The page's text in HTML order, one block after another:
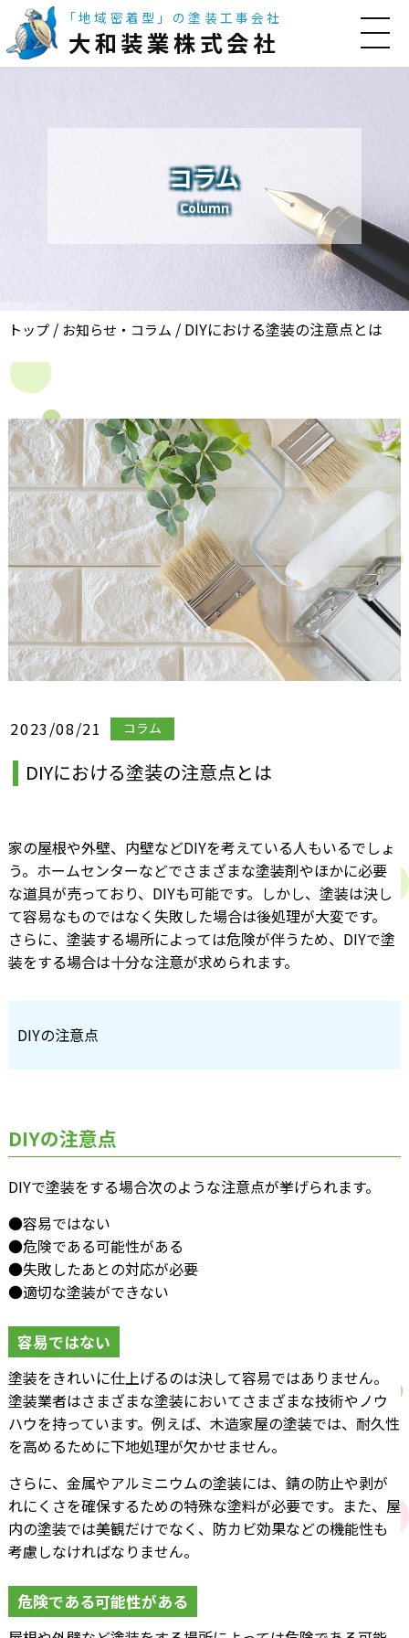
「地域密着型」の塗装工事会社
大和装業株式会社
コラム
Column
トップ/ お知らせ・コラム / DIYにおける塗装の注意点とは
2023/08/21 コラム
DIYにおける塗装の注意点とは
家の屋根や外壁、内壁などDIYを考えている人もいるでしょ
う。ホームセンターなどでさまざまな塗装剤やほかに必要
な道具が売っており、DIYも可能です。しかし、塗装は決し
て容易なものではなく失敗した場合は後処理が大変です。
さらに、塗装する場所によっては危険が伴うため、DIYで塗
装をする場合は十分な注意が求められます。
DIYの注意点
DIYの注意点
DIYで塗装をする場合次のような注意点が挙げられます。
●容易ではない
●危険である可能性がある
●失敗したあとの対応が必要
●適切な塗装ができない
容易ではない
塗装をきれいに仕上げるのは決して容易ではありません。
塗装業者はさまざまな塗装においてさまざまな技術やノウ
ハウを持っています。例えば、木造家屋の塗装では、耐久性
を高めるために下地処理が欠かせません。
さらに、金属やアルミニウムの塗装には、錆の防止や剥が
れにくさを確保するための特殊な塗料が必要です。また、屋
内の塗装では美観だけでなく、防カビ効果などの機能性も
考慮しなければなりません。
危険である可能性がある